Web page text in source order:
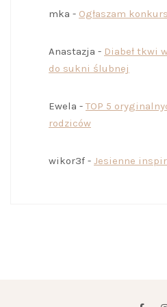
mka - Ogłaszam
Anastazja - Diabeł tkwi
do sukni ślubnej
Ewela -TOP 5
rodziców
wikor3f - Jesienne